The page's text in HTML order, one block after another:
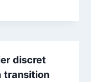
discret
transition